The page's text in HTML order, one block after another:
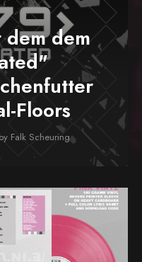
dem
Floors
Falk Scheuring